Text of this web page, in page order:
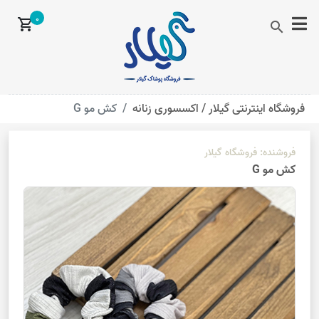
search
shopping_cart0
فروشگاه اینترنتی گیلار /اکسسوری زنانه کش مو G
فروشنده: فروشگاه گیلار
کش مو G